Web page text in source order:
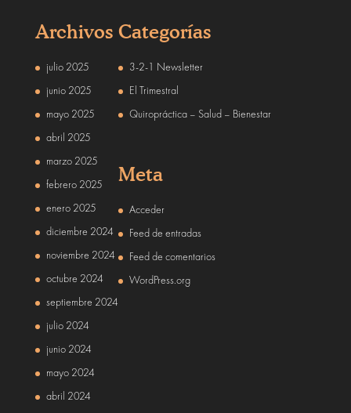
Archivos
julio 2025
junio 2025
mayo 2025
abril 2025
marzo 2025
febrero 2025
enero 2025
diciembre 2024
noviembre 2024
octubre 2024
septiembre 2024
julio 2024
junio 2024
mayo 2024
abril 2024
Categorías
3-2-1 Newsletter
El Trimestral
Quiropráctica – Salud – Bienestar
Meta
Acceder
Feed de entradas
Feed de comentarios
WordPress.org